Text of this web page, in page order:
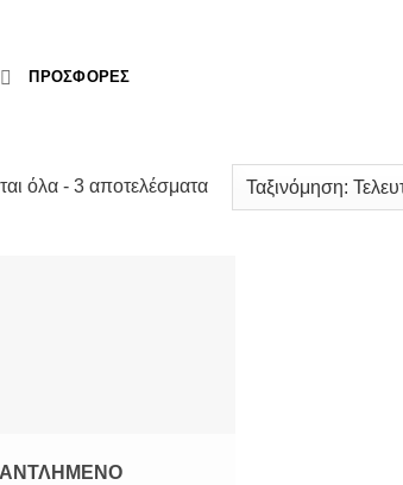
ΠΡΟΣΦΟΡΈΣ
όλα - 3 αποτελέσματαSorted